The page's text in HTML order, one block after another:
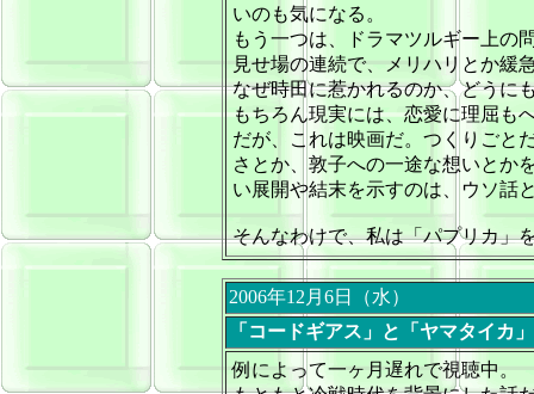
いのも気になる。
もう一つは、ドラマツルギー上の
見せ場の連続で、メリハリとか緩
なぜ時田に惹かれるのか、どうに
もちろん現実には、恋愛に理屈も
だが、これは映画だ。つくりごと
さとか、敦子への一途な想いとか
い展開や結末を示すのは、ウソ話
そんなわけで、私は「パプリカ」
2006年12月6日（水）
「コードギアス」と「ヤマタイカ」
例によって一ヶ月遅れで視聴中。